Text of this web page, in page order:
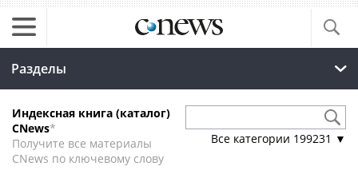
Разделы
Индексная книга (каталог)
CNews*
Получите все материалы
CNews по ключевому слову
Все категории 199231 ▼